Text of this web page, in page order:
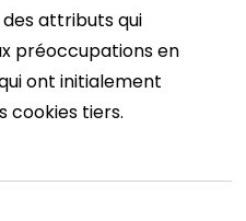
des attributs qui
préoccupations en
ont initialement
cookies tiers.